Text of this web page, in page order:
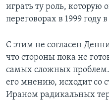
играть ту роль, которую
переговорах в 1999
С этим не согласен
что стороны пока не
самых сложных проблем.
его мнению, исходит со
Ираном радикальных